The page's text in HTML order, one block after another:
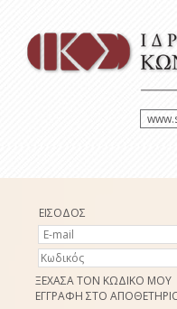
ΕΙΣΟΔΟΣ
ΞΕΧΑΣΑ ΤΟΝ ΚΩΔΙΚΟ ΜΟΥ
ΕΓΓΡΑΦΗ ΣΤΟ